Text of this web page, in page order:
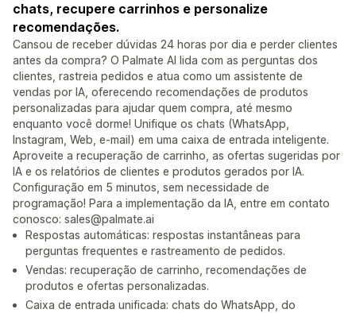
chats, recupere carrinhos e personalize
recomendações.
Cansou de receber dúvidas 24 horas por dia e perder clientes
antes da compra? O Palmate AI lida com as perguntas dos
clientes, rastreia pedidos e atua como um assistente de
vendas por IA, oferecendo recomendações de produtos
personalizadas para ajudar quem compra, até mesmo
enquanto você dorme! Unifique os chats (WhatsApp,
Instagram, Web, e-mail) em uma caixa de entrada inteligente.
Aproveite a recuperação de carrinho, as ofertas sugeridas por
IA e os relatórios de clientes e produtos gerados por IA.
Configuração em 5 minutos, sem necessidade de
programação! Para a implementação da IA, entre em contato
conosco: sales@palmate.ai
Respostas automáticas: respostas instantâneas para
perguntas frequentes e rastreamento de pedidos.
Vendas: recuperação de carrinho, recomendações de
produtos e ofertas personalizadas.
Caixa de entrada unificada: chats do WhatsApp, do